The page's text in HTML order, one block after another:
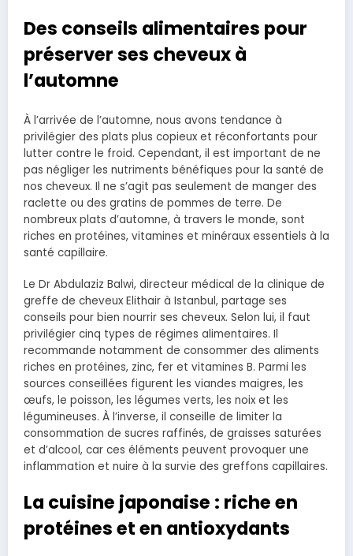
Des conseils alimentaires pour
préserver ses cheveux à
l’automne
À l’arrivée de l’automne, nous avons tendance à
privilégier des plats plus copieux et réconfortants pour
lutter contre le froid. Cependant, il est important de ne
pas négliger les nutriments bénéfiques pour la santé de
nos cheveux. Il ne s’agit pas seulement de manger des
raclette ou des gratins de pommes de terre. De
nombreux plats d’automne, à travers le monde, sont
riches en protéines, vitamines et minéraux essentiels à la
santé capillaire.
Le Dr Abdulaziz Balwi, directeur médical de la clinique de
greffe de cheveux Elithair à Istanbul, partage ses
conseils pour bien nourrir ses cheveux. Selon lui, il faut
privilégier cinq types de régimes alimentaires. Il
recommande notamment de consommer des aliments
riches en protéines, zinc, fer et vitamines B. Parmi les
sources conseillées figurent les viandes maigres, les
œufs, le poisson, les légumes verts, les noix et les
légumineuses. À l’inverse, il conseille de limiter la
consommation de sucres raffinés, de graisses saturées
et d’alcool, car ces éléments peuvent provoquer une
inflammation et nuire à la survie des greffons capillaires.
La cuisine japonaise : riche en
protéines et en antioxydants